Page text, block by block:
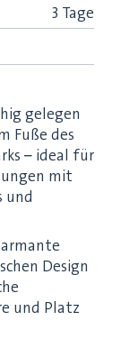
3 Tage
gelegen
Fuße des
– ideal für
mit
und
Design
und Platz